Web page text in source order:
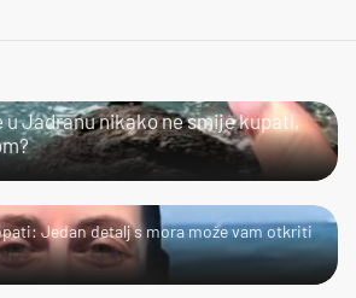
u Jadranu nikako ne smije kupati,
Jedan detalj s mora može vam otkriti